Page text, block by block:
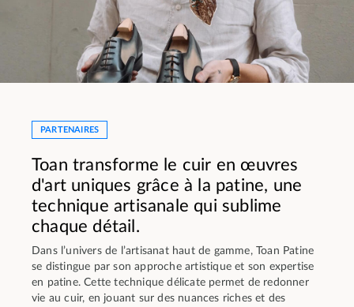
PARTENAIRES
Toan transforme le cuir en œuvres
d'art uniques grâce à la patine, une
technique artisanale qui sublime
chaque détail.
Dans l’univers de l’artisanat haut de gamme, Toan Patine
se distingue par son approche artistique et son expertise
en patine. Cette technique délicate permet de redonner
vie au cuir, en jouant sur des nuances riches et des